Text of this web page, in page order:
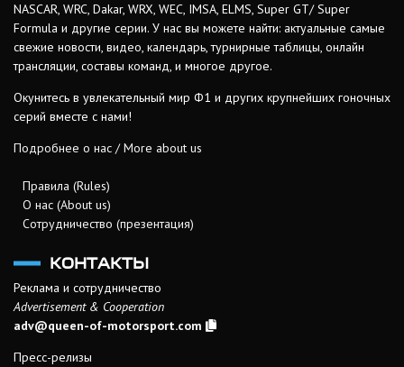
NASCAR, WRC, Dakar, WRX, WEC, IMSA, ELMS, Super GT/ Super
Formula и другие серии. У нас вы можете найти: актуальные самые
свежие новости, видео, календарь, турнирные таблицы, онлайн
трансляции, составы команд, и многое другое.
Окунитесь в увлекательный мир Ф1 и других крупнейших гоночных
серий вместе с нами!
Подробнее о нас / More about us
Правила (Rules)
О нас (About us)
Сотрудничество (презентация)
КОНТАКТЫ
Реклама и сотрудничество
Advertisement & Cooperation
adv@queen-of-motorsport.com
Пресс-релизы